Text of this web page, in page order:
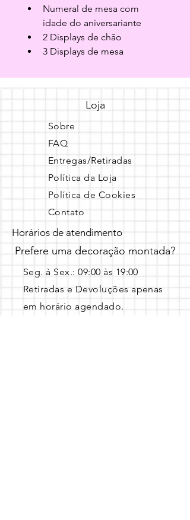
Numeral de mesa com
idade do aniversariante
2 Displays de chão
3 Displays de mesa
Loja
Sobre
FAQ
Entregas/Retiradas
Política da Loja
Política de Cookies
Contato
Horários de atendimento
Prefere uma decoração montada?
Seg. à Sex.: 09:00 às 19:00 ​
Retiradas e Devoluções apenas
em horário agendado.